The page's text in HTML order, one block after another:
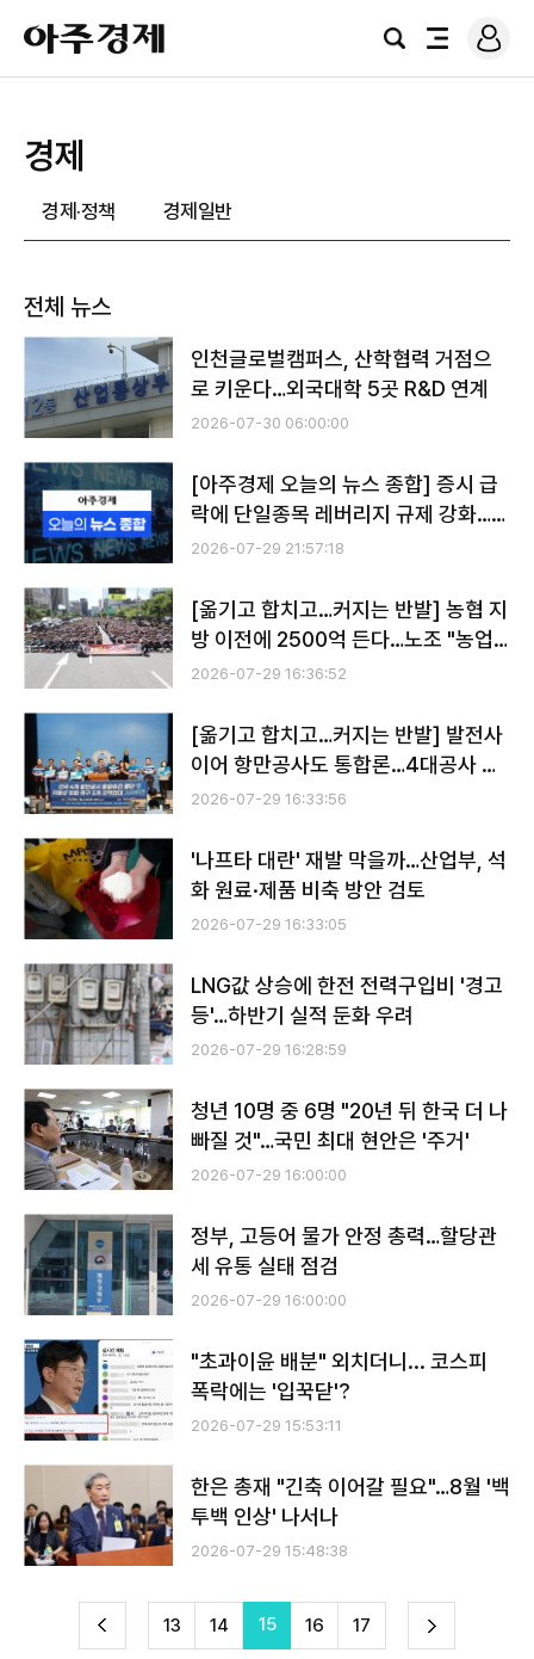
아
주
경
검
전
로
그
경제
경제·정책 경제일반
전체 뉴스
인천글로벌캠퍼스, 산학협력 거점으
로 키운다…외국대학 5곳 R&D 연계
2026-07-30 06:00:00
[아주경제 오늘의 뉴스 종합] 증시 급
락에 단일종목 레버리지 규제 강화…투
자금 20% 제한 검토 外
2026-07-29 21:57:18
[옮기고 합치고…커지는 반발] 농협 지
방 이전에 2500억 든다…노조 "농업
인 지원 축소 불가피"
2026-07-29 16:36:52
[옮기고 합치고…커지는 반발] 발전사
이어 항만공사도 통합론…4대공사 노
조 "경쟁력 약화 불 보듯"
2026-07-29 16:33:56
'나프타 대란' 재발 막을까…산업부, 석
화 원료·제품 비축 방안 검토
2026-07-29 16:33:05
LNG값 상승에 한전 전력구입비 '경고
등'…하반기 실적 둔화 우려
2026-07-29 16:28:59
청년 10명 중 6명 "20년 뒤 한국 더 나
빠질 것"…국민 최대 현안은 '주거'
2026-07-29 16:00:00
정부, 고등어 물가 안정 총력…할당관
세 유통 실태 점검
2026-07-29 16:00:00
"초과이윤 배분" 외치더니... 코스피
폭락에는 '입꾹닫'?
2026-07-29 15:53:11
한은 총재 "긴축 이어갈 필요"…8월 '백
투백 인상' 나서나
2026-07-29 15:48:38
이 13 14 15 16 17 다